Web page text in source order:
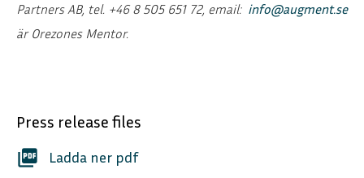
Partners AB, tel. +46 8 505 651 72, email: info@augment.se
är Orezones Mentor.
Press release files
picture_as_pdf Ladda ner pdf